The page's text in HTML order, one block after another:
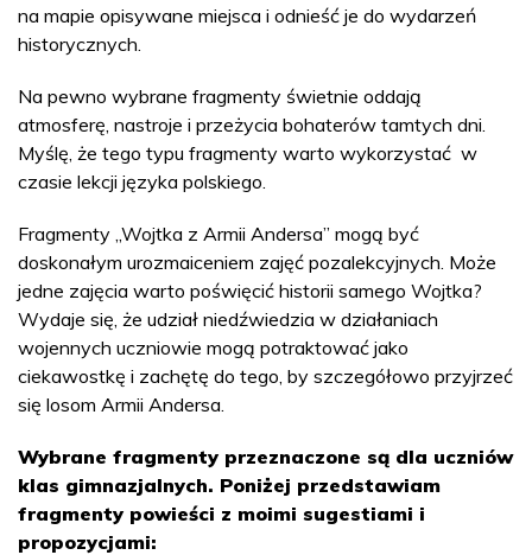
na mapie opisywane miejsca i odnieść je do wydarzeń
historycznych.
Na pewno wybrane fragmenty świetnie oddają
atmosferę, nastroje i przeżycia bohaterów tamtych dni.
Myślę, że tego typu fragmenty warto wykorzystać w
czasie lekcji języka polskiego.
Fragmenty „Wojtka z Armii Andersa” mogą być
doskonałym urozmaiceniem zajęć pozalekcyjnych. Może
jedne zajęcia warto poświęcić historii samego Wojtka?
Wydaje się, że udział niedźwiedzia w działaniach
wojennych uczniowie mogą potraktować jako
ciekawostkę i zachętę do tego, by szczegółowo przyjrzeć
się losom Armii Andersa.
Wybrane fragmenty przeznaczone są dla uczniów
klas gimnazjalnych. Poniżej przedstawiam
fragmenty powieści z moimi sugestiami i
propozycjami: